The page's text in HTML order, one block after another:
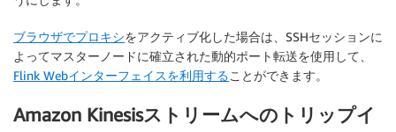
ブラウザでプロキシをアクティブ化した場合は、SSHセッションに
よってマスターノードに確立された動的ポート転送を使用して、
Flink Webインターフェイスを利用することができます。
Amazon Kinesisストリームへのトリップイ